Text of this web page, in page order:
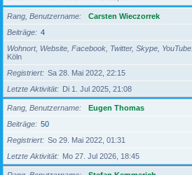
Rang, Benutzername
Carsten Wieczorrek
Beiträge
4
Wohnort, Website, Facebook, Twitter, Skype, YouTube
Köln
Registriert
Sa 28. Mai 2022, 22:15
Letzte Aktivität
Di 1. Jul 2025, 21:08
Rang, Benutzername
Eugen Thomas
Beiträge
50
Registriert
So 29. Mai 2022, 01:31
Letzte Aktivität
Mo 27. Jul 2026, 18:45